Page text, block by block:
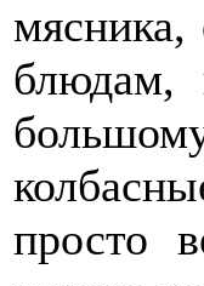
мясника,
блюдам,
просто